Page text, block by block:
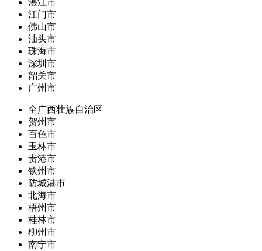
湛江市
江门市
佛山市
汕头市
珠海市
深圳市
韶关市
广州市
全广西壮族自治区
贺州市
百色市
玉林市
贵港市
钦州市
防城港市
北海市
梧州市
桂林市
柳州市
南宁市